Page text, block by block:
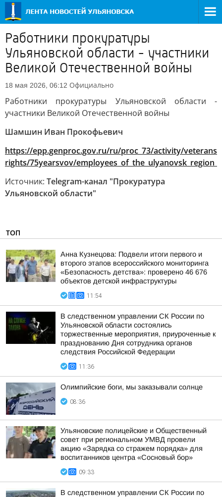
Работники прокуратуры
Ульяновской области - участники
Великой Отечественной войны
18 мая 2026, 06:12 Официально
Работники прокуратуры Ульяновской области -
участники Великой Отечественной войны
Шамшин Иван Прокофьевич
https://epp.genproc.gov.ru/ru/proc_73/activity/veterans-
rights/75yearsvov/
Источник: Telegram-канал "Прокуратура
Ульяновской области"
ТОП
Анна Кузнецова: Подвели итоги первого и
второго этапов всероссийского мониторинга
«Безопасность детства»: проверено 46 676
объектов детской инфраструктуры
11:54
В следственном управлении СК России по
Ульяновской области состоялись
торжественные мероприятия, приуроченные к
празднованию Дня сотрудника органов
следствия Российской Федерации
11:36
Олимпийские боги, мы заказывали солнце
08:36
Ульяновские полицейские и Общественный
совет при региональном УМВД провели
акцию «Зарядка со стражем порядка» для
воспитанников центра «Сосновый бор»
09:33
В следственном управлении СК России по